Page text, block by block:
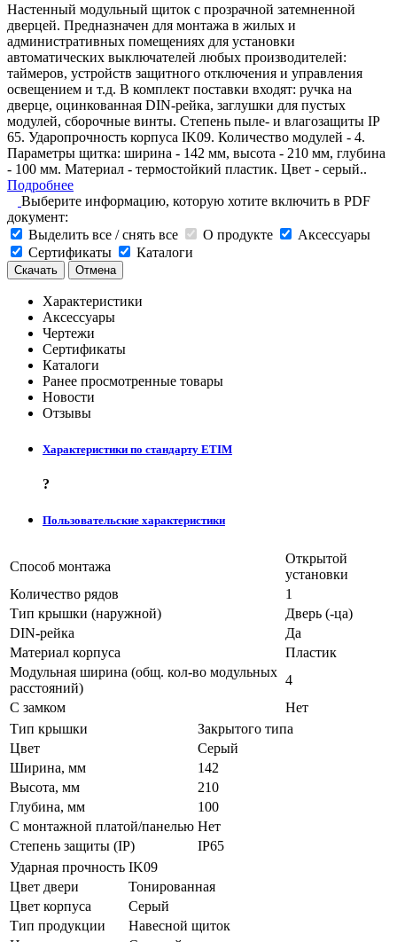
Настенный модульный щиток с прозрачной затемненной
дверцей. Предназначен для монтажа в жилых и
административных помещениях для установки
автоматических выключателей любых производителей:
таймеров, устройств защитного отключения и управления
освещением и т.д. В комплект поставки входят: ручка на
дверце, оцинкованная DIN-рейка, заглушки для пустых
модулей, сборочные винты. Степень пыле- и влагозащиты IP
65. Ударопрочность корпуса IK09. Количество модулей - 4.
Параметры щитка: ширина - 142 мм, высота - 210 мм, глубина
- 100 мм. Материал - термостойкий пластик. Цвет - серый..
Подробнее
Выберите информацию, которую хотите включить в PDF
документ:
Выделить все / снять все
О продукте
Аксессуары
Сертификаты
Каталоги
Скачать Отмена
Характеристики
Аксессуары
Чертежи
Сертификаты
Каталоги
Ранее просмотренные товары
Новости
Отзывы
Характеристики по стандарту ETIM
?
Пользовательские характеристики
Способ монтажа
Открытой
установки
Количество рядов
1
Тип крышки (наружной)
Дверь (-ца)
DIN-рейка
Да
Материал корпуса
Пластик
Модульная ширина (общ. кол-во модульных
расстояний)
4
С замком
Нет
Тип крышки
Закрытого типа
Цвет
Серый
Ширина, мм
142
Высота, мм
210
Глубина, мм
100
С монтажной платой/панелью Нет
Степень защиты (IP)
IP65
Ударная прочность IK09
Цвет двери
Тонированная
Цвет корпуса
Серый
Тип продукции
Навесной щиток